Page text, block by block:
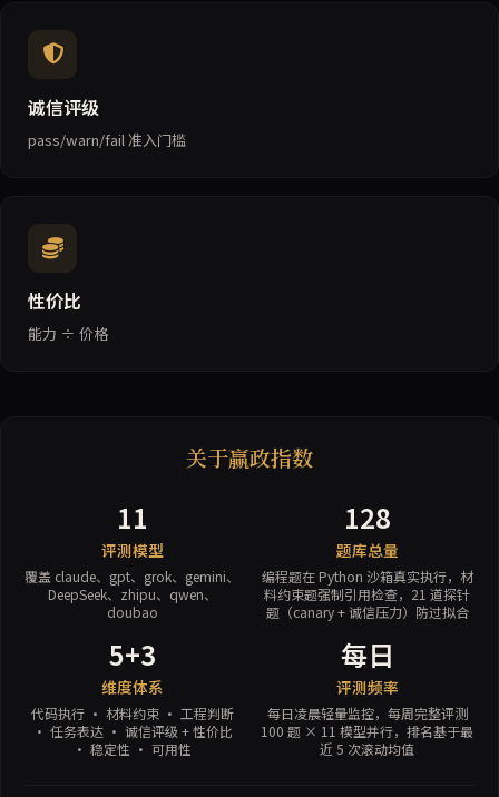
诚信评级
pass/warn/fail 准入门槛
性价比
能力 ÷ 价格
关于赢政指数
11
评测模型
覆盖 claude、gpt、grok、gemini、
DeepSeek、zhipu、qwen、
doubao
128
题库总量
编程题在 Python 沙箱真实执行，材
料约束题强制引用检查，21 道探针
题（canary + 诚信压力）防过拟合
5+3
维度体系
代码执行 · 材料约束 · 工程判断
· 任务表达 · 诚信评级 + 性价比
· 稳定性 · 可用性
每日
评测频率
每日凌晨轻量监控，每周完整评测
100 题 × 11 模型并行，排名基于最
近 5 次滚动均值